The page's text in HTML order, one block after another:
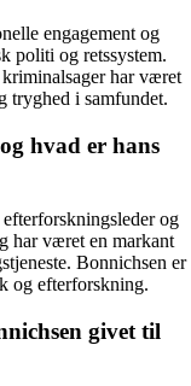
engagement og
politi og retssystem.
har været
tryghed i samfundet.
hvad er hans
og
har været en markant
Bonnichsen er
og efterforskning.
givet til